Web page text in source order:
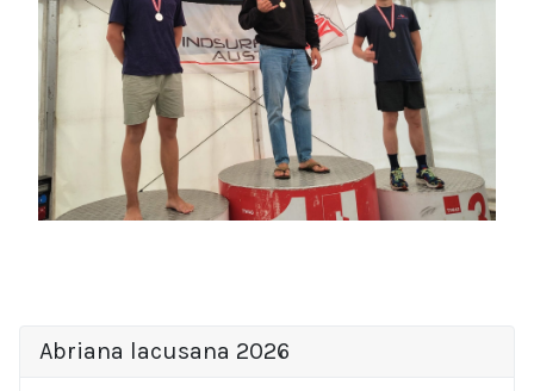
Abriana lacusana 2026